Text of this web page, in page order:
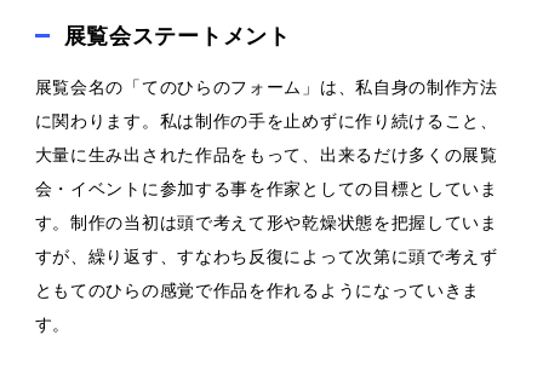
展覧会ステートメント
展覧会名の「てのひらのフォーム」は、私自身の制作方法
に関わります。私は制作の手を止めずに作り続けること、
大量に生み出された作品をもって、出来るだけ多くの展覧
会・イベントに参加する事を作家としての目標としていま
す。制作の当初は頭で考えて形や乾燥状態を把握していま
すが、繰り返す、すなわち反復によって次第に頭で考えず
ともてのひらの感覚で作品を作れるようになっていきま
す。